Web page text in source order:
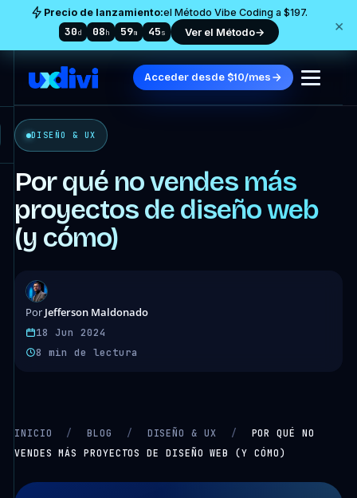
Precio de lanzamiento:el Método Vibe Coding a $197.
30d 08h 59m 43s Ver el Método→ ×
Acceder desde $10/mes
DISEÑO & UX
Por qué no vendes más
proyectos de diseño web
(y cómo)
Por Jefferson Maldonado
18 Jun 2024
8 min de lectura
CARGANDO VIDEO…
INICIO / BLOG / DISEÑO & UX /
POR QUÉ NO
VENDES MÁS PROYECTOS DE DISEÑO WEB (Y CÓMO)